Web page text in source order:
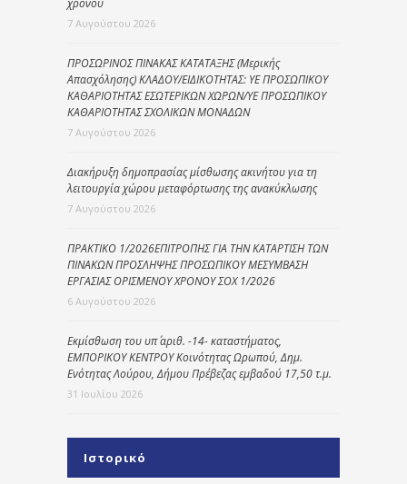
7 Αυγούστου 2026
ΠΡΟΣΩΡΙΝΟΣ ΠΙΝΑΚΑΣ ΚΑΤΑΤΑΞΗΣ (Μερικής
Απασχόλησης) ΚΛΑΔΟΥ/ΕΙΔΙΚΟΤΗΤΑΣ: ΥΕ ΠΡΟΣΩΠΙΚΟΥ
ΚΑΘΑΡΙΟΤΗΤΑΣ ΕΣΩΤΕΡΙΚΩΝ ΧΩΡΩΝ/ΥΕ ΠΡΟΣΩΠΙΚΟΥ
ΚΑΘΑΡΙΟΤΗΤΑΣ ΣΧΟΛΙΚΩΝ ΜΟΝΑΔΩΝ
7 Αυγούστου 2026
Διακήρυξη δημοπρασίας μίσθωσης ακινήτου για τη
λειτουργία χώρου μεταφόρτωσης της ανακύκλωσης
7 Αυγούστου 2026
ΠΡΑΚΤΙΚΟ 1/2026ΕΠΙΤΡΟΠΗΣ ΓΙΑ ΤΗΝ ΚΑΤΑΡΤΙΣΗ ΤΩΝ
ΠΙΝΑΚΩΝ ΠΡΟΣΛΗΨΗΣ ΠΡΟΣΩΠΙΚΟΥ ΜΕΣΥΜΒΑΣΗ
ΕΡΓΑΣΙΑΣ ΟΡΙΣΜΕΝΟΥ ΧΡΟΝΟΥ ΣΟΧ 1/2026
6 Αυγούστου 2026
Εκμίσθωση του υπ΄ αριθ. -14- καταστήματος,
ΕΜΠΟΡΙΚΟΥ ΚΕΝΤΡΟΥ Κοινότητας Ωρωπού, Δημ.
Ενότητας Λούρου, Δήμου Πρέβεζας εμβαδού 17,50 τ.μ.
31 Ιουλίου 2026
Ιστορικό